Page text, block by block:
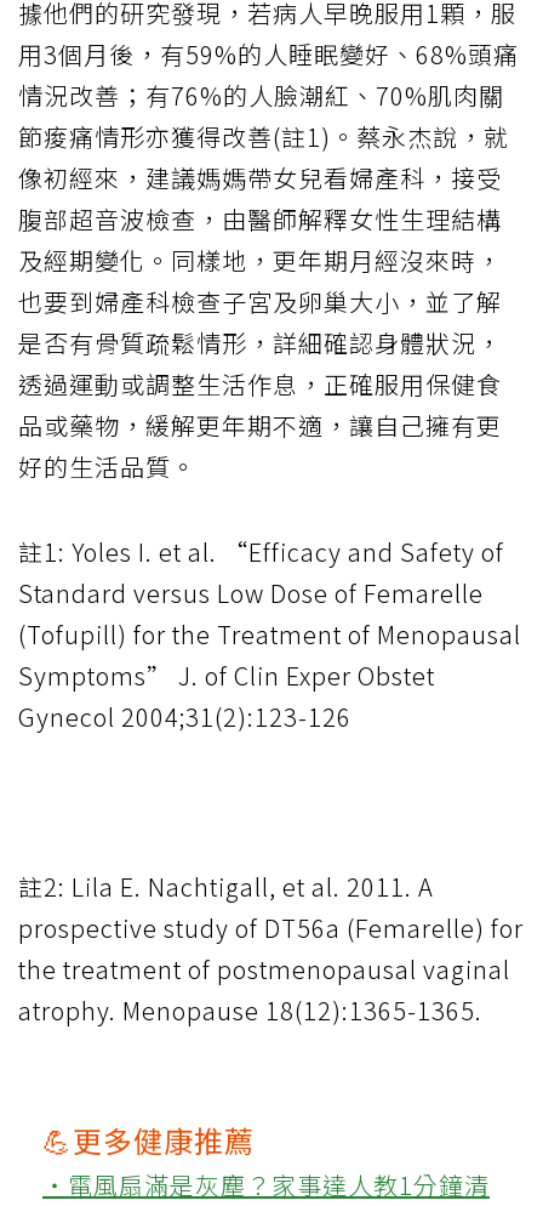
據他們的研究發現，若病人早晚服用1顆，服
用3個月後，有59%的人睡眠變好、68%頭痛
情況改善；有76%的人臉潮紅、70%肌肉關
節痠痛情形亦獲得改善(註1)。蔡永杰說，就
像初經來，建議媽媽帶女兒看婦產科，接受
腹部超音波檢查，由醫師解釋女性生理結構
及經期變化。同樣地，更年期月經沒來時，
也要到婦產科檢查子宮及卵巢大小，並了解
是否有骨質疏鬆情形，詳細確認身體狀況，
透過運動或調整生活作息，正確服用保健食
品或藥物，緩解更年期不適，讓自己擁有更
好的生活品質。
註1: Yoles I. et al. “Efficacy and Safety of
Standard versus Low Dose of Femarelle
(Tofupill) for the Treatment of Menopausal
Symptoms” J. of Clin Exper Obstet
Gynecol 2004;31(2):123-126
註2: Lila E. Nachtigall, et al. 2011. A
prospective study of DT56a (Femarelle) for
the treatment of postmenopausal vaginal
atrophy. Menopause 18(12):1365-1365.
💪更多健康推薦
‧電風扇滿是灰塵？家事達人教1分鐘清